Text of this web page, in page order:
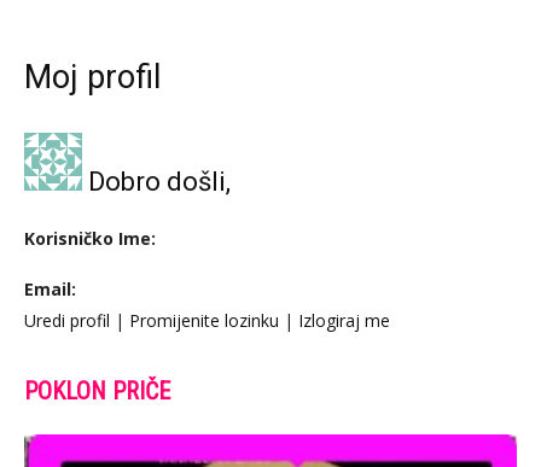
Moj profil
Dobro došli,
Korisničko Ime:
Email:
Uredi profil | Promijenite lozinku | Izlogiraj me
POKLON PRIČE